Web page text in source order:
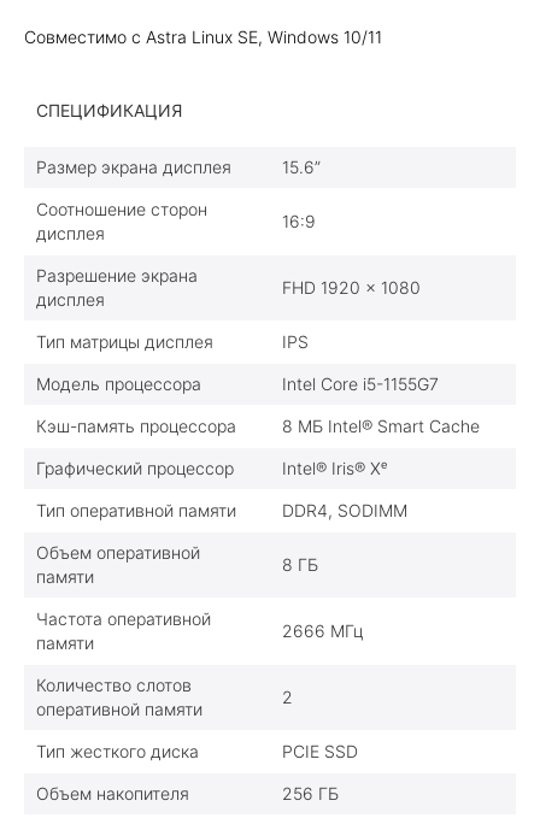
Совместимо с Astra Linux SE, Windows 10/11
СПЕЦИФИКАЦИЯ
Размер экрана дисплея 15.6”
Соотношение сторон
дисплея
16:9
Разрешение экрана
дисплея
FHD 1920 x 1080
Тип матрицы дисплея IPS
Модель процессора Intel Core i5-1155G7
Кэш-память процессора 8 МБ Intel® Smart Cache
Графический процессор Intel® Iris® Xᵉ
Тип оперативной памяти DDR4, SODIMM
Объем оперативной
памяти
8 ГБ
Частота оперативной
памяти
2666 МГц
Количество слотов
оперативной памяти
2
Тип жесткого диска PCIE SSD
Объем накопителя 256 ГБ